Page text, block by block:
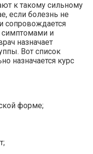
к такому сильному
если болезнь не
сопровождается
и
назначает
Вот список
назначается курс
форме;